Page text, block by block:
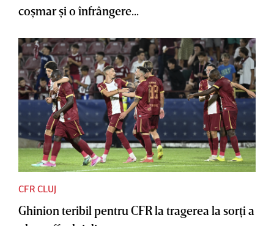
coşmar şi o înfrângere...
CFR CLUJ
Ghinion teribil pentru CFR la tragerea la sorţi a